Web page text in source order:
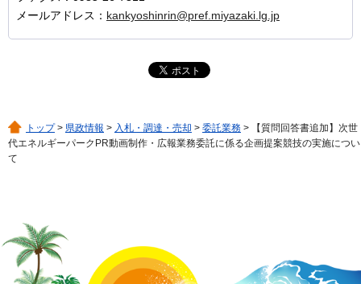
メールアドレス： kankyoshinrin@pref.miyazaki.lg.jp
トップ> 県政情報 > 入札・調達・売却 > 委託業務 > 【質問回答書追加】次世
代エネルギーパークPR動画制作・広報業務委託に係る企画提案競技の実施につい
て